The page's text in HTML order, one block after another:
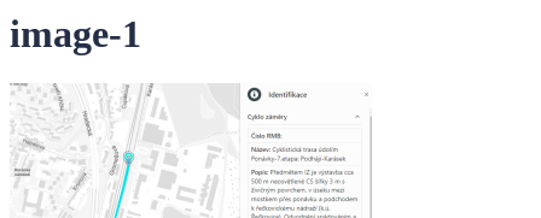
image-1